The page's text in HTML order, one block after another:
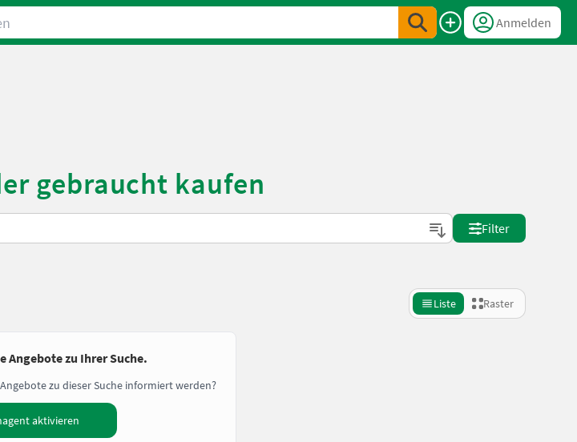
Anmelden
gebraucht kaufen
Filter
Liste Raster
Angebote zu Ihrer Suche.
zu dieser Suche informiert werden?
aktivieren